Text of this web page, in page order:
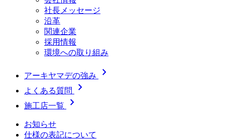
社長メッセージ
沿革
関連企業
採用情報
環境への取り組み
アーキヤマデの強み chevron_right
よくある質問 chevron_right
施工店一覧 chevron_right
お知らせ
仕様の表記について